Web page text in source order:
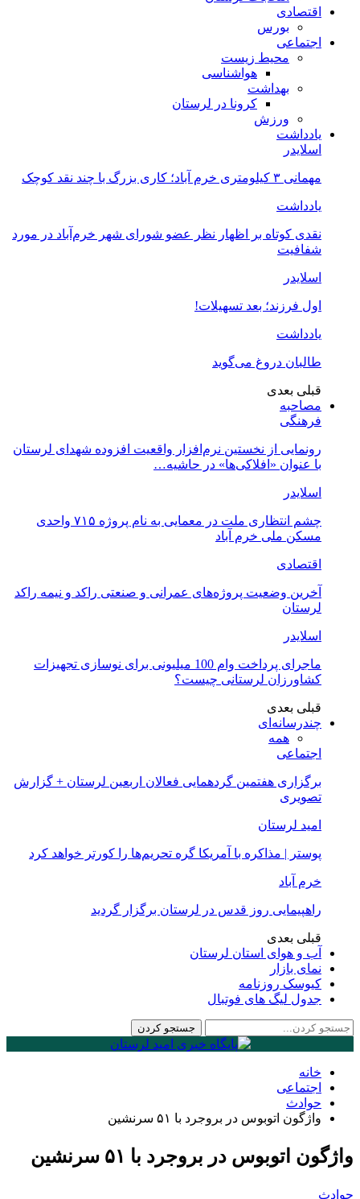
اقتصادی
بورس
اجتماعی
محیط زیست
هواشناسی
بهداشت
کرونا در لرستان
ورزش
یادداشت
اسلایدر
مهمانی ۳ کیلومتری خرم آباد؛ کاری بزرگ با چند نقد کوچک
یادداشت
نقدی کوتاه بر اظهار نظر عضو شورای شهر خرم‌آباد در مورد
شفافیت
اسلایدر
اول فرزند؛ بعد تسهیلات!
یادداشت
طالبان دروغ می‌گوید
قبلی بعدی
مصاحبه
فرهنگی
رونمایی از نخستین نرم‌افزار واقعیت افزوده شهدای لرستان
با عنوان «افلاکی‌ها» در حاشیه…
اسلایدر
چشم انتظاری ملت در معمایی به نام پروژه ۷۱۵ واحدی
مسکن ملی خرم آباد
اقتصادی
آخرین وضعیت پروژه‌های عمرانی و صنعتی راکد و نیمه راکد
لرستان
اسلایدر
ماجرای پرداخت وام 100 میلیونی برای نوسازی تجهیزات
کشاورزان لرستانی چیست؟
قبلی بعدی
چندرسانه‌ای
همه
اجتماعی
برگزاری هفتمین گردهمایی فعالان اربعین لرستان + گزارش
تصویری
امید لرستان
پوستر | مذاکره با آمریکا گره تحریم‌ها را کورتر خواهد کرد
خرم آباد
راهپیمایی روز قدس در لرستان برگزار گردید
قبلی بعدی
آب و هوای استان لرستان
نمای بازار
کیوسک روزنامه
جدول لیگ های فوتبال
خانه
اجتماعی
حوادث
واژگون اتوبوس در بروجرد با ۵۱ سرنشین
واژگون اتوبوس در بروجرد با ۵۱ سرنشین
حوادث